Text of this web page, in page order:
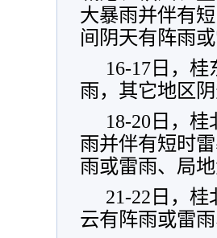
大暴雨并伴有
间阴天有阵雨
16-17日，
雨，其它地区
18-20日，
雨并伴有短时
雨或雷雨、局地
21-22日，
云有阵雨或雷雨